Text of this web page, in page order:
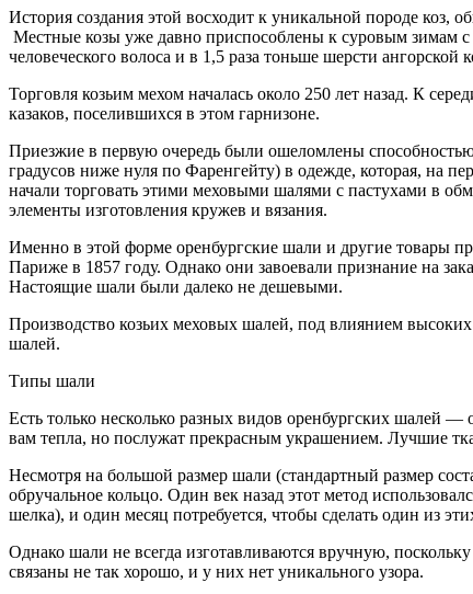
История создания этой восходит к уникальной породе коз,
Местные козы уже давно приспособлены к суровым зимам
человеческого волоса и в 1,5 раза тоньше шерсти ангорской
Торговля козьим мехом началась около 250 лет назад. К
казаков, поселившихся в этом гарнизоне.
Приезжие в первую очередь были ошеломлены
градусов ниже нуля по Фаренгейту) в одежде, которая, на
начали торговать этими меховыми шалями с пастухами в
элементы изготовления кружев и вязания.
Именно в этой форме оренбургские шали и другие товары
Париже в 1857 году. Однако они завоевали признание на
Настоящие шали были далеко не дешевыми.
Производство козьих меховых шалей, под влиянием
шалей.
Типы шали
Есть только несколько разных видов оренбургских шалей
вам тепла, но послужат прекрасным украшением. Лучшие
Несмотря на большой размер шали (стандартный размер
обручальное кольцо. Один век назад этот метод
шелка), и один месяц потребуется, чтобы сделать один из
Однако шали не всегда изготавливаются вручную,
связаны не так хорошо, и у них нет уникального узора.